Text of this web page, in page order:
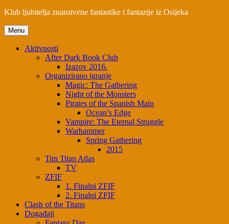
Klub ljubitelja znanstvene fantastike i fantazije iz Osijeka
Menu
Aktivnosti
After Dark Book Club
Izazov 2016.
Organizirano igranje
Magic: The Gathering
Night of the Monsters
Pirates of the Spanish Main
Ocean’s Edge
Vampire: The Eternal Struggle
Warhammer
Spring Gathering
2015
Tim Titan Atlas
TV
ZFIF
1. Finalni ZFIF
2. Finalni ZFIF
Clash of the Titans
Događaji